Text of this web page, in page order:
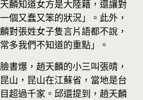
麟知道女方是大陸籍，還讓對
個又蠢又笨的狀況」。此外，
對張姓女子隻言片語都不說，
多我們不知道的重點」。
書爆，趙天麟的小三叫張晴，
山，昆山在江蘇省，當地是台
超過千家。邱還提到，趙天麟